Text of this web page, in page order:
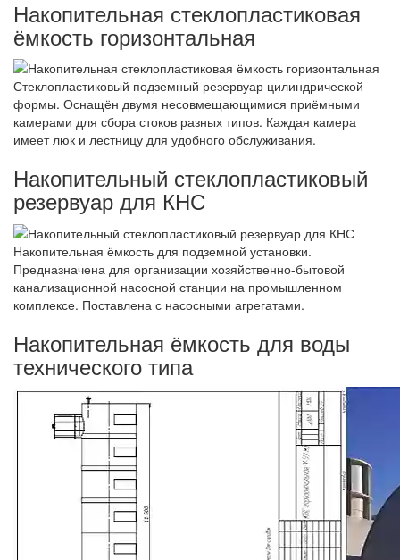
Накопительная стеклопластиковая
ёмкость горизонтальная
Стеклопластиковый подземный резервуар цилиндрической
формы. Оснащён двумя несовмещающимися приёмными
камерами для сбора стоков разных типов. Каждая камера
имеет люк и лестницу для удобного обслуживания.
Накопительный стеклопластиковый
резервуар для КНС
Накопительная ёмкость для подземной установки.
Предназначена для организации хозяйственно-бытовой
канализационной насосной станции на промышленном
комплексе. Поставлена с насосными агрегатами.
Накопительная ёмкость для воды
технического типа